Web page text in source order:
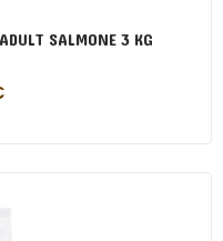
SALMONE 3 KG